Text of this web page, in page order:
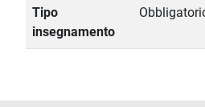
Tipo
insegnamento